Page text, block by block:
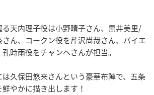
る天内理子役は小野晴子さん、黒井美里/
ん、コークン役を芹沢尚哉さん、バイエ
時雨役をチャンヘさんが担当。
久保田悠来さんという豪華布陣で、五条
やかに描き出します！